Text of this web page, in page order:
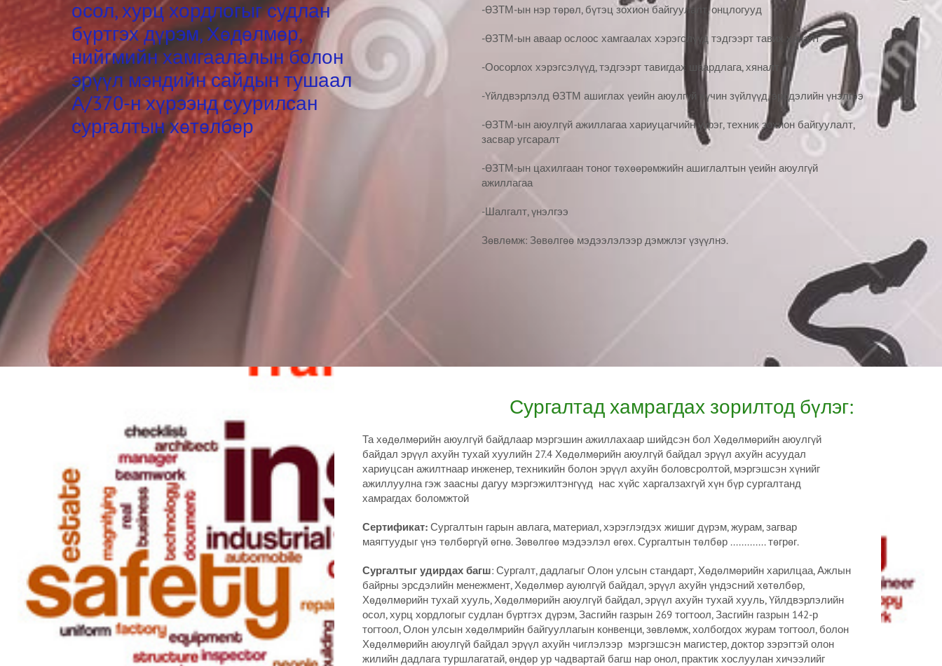
осол, хурц хордлогыг судлан
бүртгэх дүрэм, Хөдөлмөр,
нийгмийн хамгаалалын болон
эрүүл мэндийн сайдын тушаал
А/370-н хүрээнд суурилсан
сургалтын хөтөлбөр
-ӨЗТМ-ын нэр төрөл, бүтэц зохион байгуулалт, онцлогууд
-ӨЗТМ-ын аваар ослоос хамгаалах хэрэгслүүд тэдгээрт тавих хяналт
-Оосорлох хэрэгсэлүүд, тэдгээрт тавигдах шаардлага, хяналт
-Үйлдвэрлэлд ӨЗТМ ашиглах үеийн аюулгүй хүчин зүйлүүд, эрсдэлийн үнэлгээ
-ӨЗТМ-ын аюулгүй ажиллагаа хариуцагчийн үүрэг, техник зохион байгуулалт,
засвар угсаралт
-ӨЗТМ-ын цахилгаан тоног төхөөрөмжийн ашиглалтын үеийн аюулгүй
ажиллагаа
-Шалгалт, үнэлгээ
Зөвлөмж: Зөвөлгөө мэдээлэлээр дэмжлэг үзүүлнэ.
Сургалтад хамрагдах зорилтод бүлэг:
Та хөдөлмөрийн аюулгүй байдлаар мэргэшин ажиллахаар шийдсэн бол Хөдөлмөрийн аюулгүй
байдал эрүүл ахуйн тухай хуулийн 27.4 Хөдөлмөрийн аюулгүй байдал эрүүл ахуйн асуудал
хариуцсан ажилтнаар инженер, техникийн болон эрүүл ахуйн боловсролтой, мэргэшсэн хүнийг
ажиллуулна гэж заасны дагуу мэргэжилтэнгүүд нас хүйс харгалзахгүй хүн бүр сургалтанд
хамрагдах боломжтой
Сертификат: Сургалтын гарын авлага, материал, хэрэглэгдэх жишиг дүрэм, журам, загвар
маягтуудыг үнэ төлбөргүй өгнө. Зөвөлгөө мэдээлэл өгөх. Сургалтын төлбөр ............. төгрөг.
Сургалтыг удирдах багш: Сургалт, дадлагыг Олон улсын стандарт, Хөдөлмөрийн харилцаа, Ажлын
байрны эрсдэлийн менежмент, Хөдөлмөр ауюлгүй байдал, эрүүл ахуйн үндэсний хөтөлбөр,
Хөдөлмөрийн тухай хууль, Хөдөлмөрийн аюулгүй байдал, эрүүл ахуйн тухай хууль, Үйлдвэрлэлийн
осол, хурц хордлогыг судлан бүртгэх дүрэм, Засгийн газрын 269 тогтоол, Засгийн газрын 142-р
тогтоол, Олон улсын хөдөлмрийн байгууллагын конвенци, зөвлөмж, холбогдох журам тогтоол, болон
Хөдөлмөрийн аюулгүй байдал эрүүл ахуйн чиглэлээр мэргэшсэн магистер, доктор зэрэгтэй олон
жилийн дадлага туршлагатай, өндөр ур чадвартай багш нар онол, практик хослуулан хичээлийг